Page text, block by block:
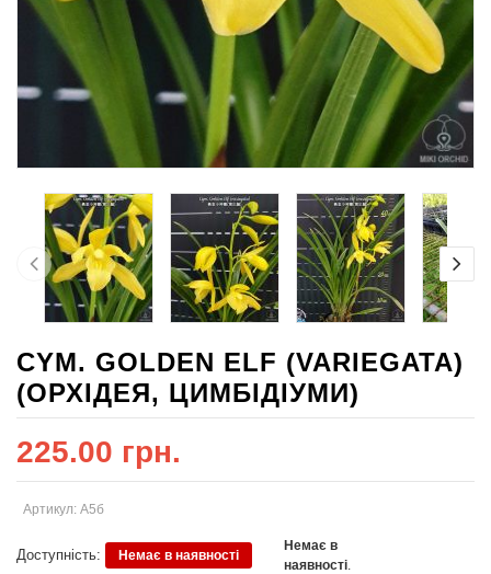
CYM. GOLDEN ELF (VARIEGATA)
(ОРХІДЕЯ, ЦИМБІДІУМИ)
225.00 грн.
Артикул: A5б
Доступність: Немає в наявності
Немає в
наявності